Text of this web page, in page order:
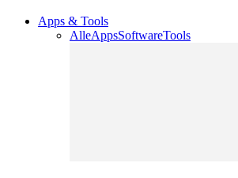
Apps & Tools
AlleAppsSoftwareTools